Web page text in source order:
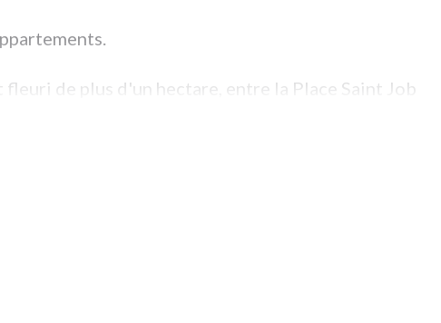
fleuri de plus d'un hectare, entre la Place Saint Job
Vives" vous permettra de vivre en toute